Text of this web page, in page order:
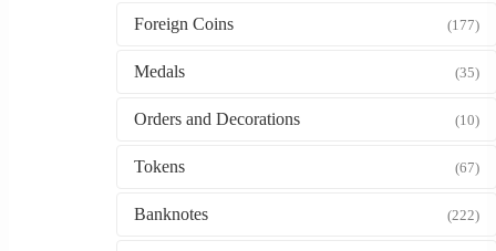
Foreign Coins (177)
Medals (35)
Orders and Decorations (10)
Tokens (67)
Banknotes (222)